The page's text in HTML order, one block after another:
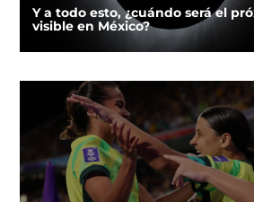
Y a todo esto, ¿cuándo será el
visible en México?